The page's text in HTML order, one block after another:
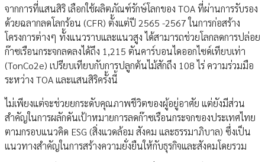
จากการที่แสนสิริ เลือกใช้ผลิตภัณฑ์รักษ์โลกของ TOA ที่ผ่านการรับรอง
ด้วยฉลากลดโลกร้อน (CFR) ตั้งแต่ปี 2565 -2567 ในการก่อสร้าง
โครงการต่างๆ ทั้งแนวราบและแนวสูง ได้สามารถช่วยโลกลดการปล่อย
ก๊าซเรือนกระจกลดลงได้ถึง 1,215 ตันคาร์บอนไดออกไซด์เทียบเท่า
(TonCo2e) เปรียบเทียบกับการปลูกต้นไม้สักถึง 108 ไร่ ความร่วมมือ
ระหว่าง TOA และแสนสิริครั้งนี้
ไม่เพียงแต่จะช่วยยกระดับคุณภาพชีวิตของผู้อยู่อาศัย แต่ยังมีส่วน
สำคัญในการผลักดันเป้าหมายการลดก๊าซเรือนกระจกของประเทศไทย
ตามกรอบแนวคิด ESG (สิ่งแวดล้อม สังคม และธรรมาภิบาล) ซึ่งเป็น
แนวทางสำคัญในการสร้างความยั่งยืนให้กับธุรกิจและสังคมโดยรวม